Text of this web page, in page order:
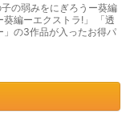
の弱みをにぎろうー葵編
編ーエクストラ!」 「透
」の3作品が入ったお得パ